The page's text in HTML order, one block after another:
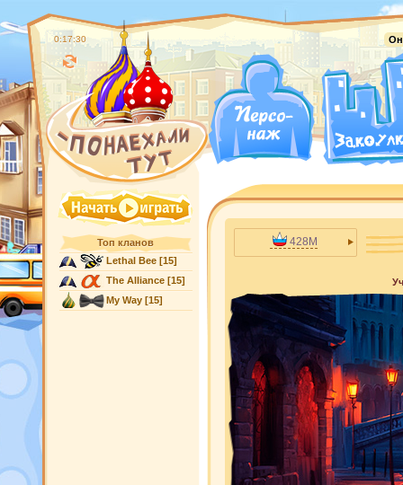
0:17:31
Топ кланов
Lethal Bee[15]
The Alliance[15]
My Way[15]
428M